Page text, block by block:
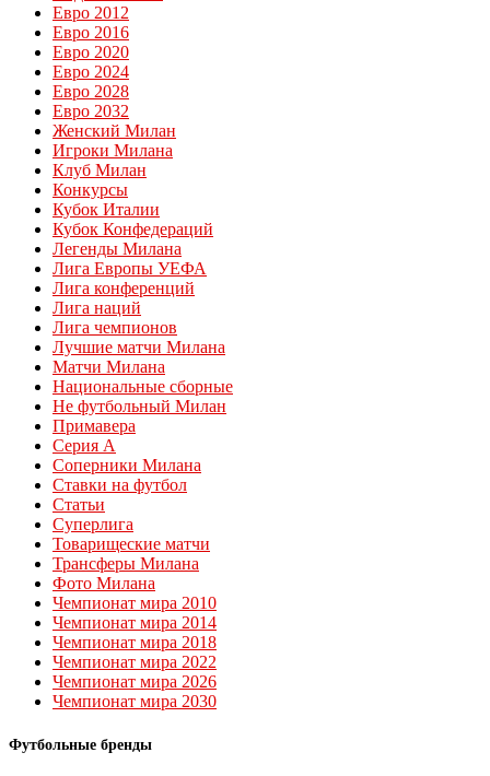
Евро 2012
Евро 2016
Евро 2020
Евро 2024
Евро 2028
Евро 2032
Женский Милан
Игроки Милана
Клуб Милан
Конкурсы
Кубок Италии
Кубок Конфедераций
Легенды Милана
Лига Европы УЕФА
Лига конференций
Лига наций
Лига чемпионов
Лучшие матчи Милана
Матчи Милана
Национальные сборные
Не футбольный Милан
Примавера
Серия А
Соперники Милана
Ставки на футбол
Статьи
Суперлига
Товарищеские матчи
Трансферы Милана
Фото Милана
Чемпионат мира 2010
Чемпионат мира 2014
Чемпионат мира 2018
Чемпионат мира 2022
Чемпионат мира 2026
Чемпионат мира 2030
Футбольные бренды